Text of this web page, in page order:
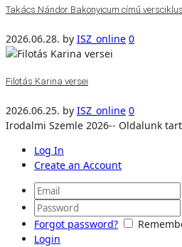
Takács Nándor Bakonyicum című
2026.06.28. by ISZ_online 0
Filotás Karina versei
2026.06.25. by ISZ_online 0
Irodalmi Szemle 2026-- Oldalunk
Log In
Create an Account
Forgot password?
Login